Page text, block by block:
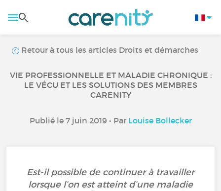
Retour à tous les articles Droits et démarches
VIE PROFESSIONNELLE ET MALADIE CHRONIQUE :
LE VÉCU ET LES SOLUTIONS DES MEMBRES
CARENITY
Publié le 7 juin 2019 • Par Louise Bollecker
Est-il possible de continuer à travailler
lorsque l’on est atteint d’une maladie